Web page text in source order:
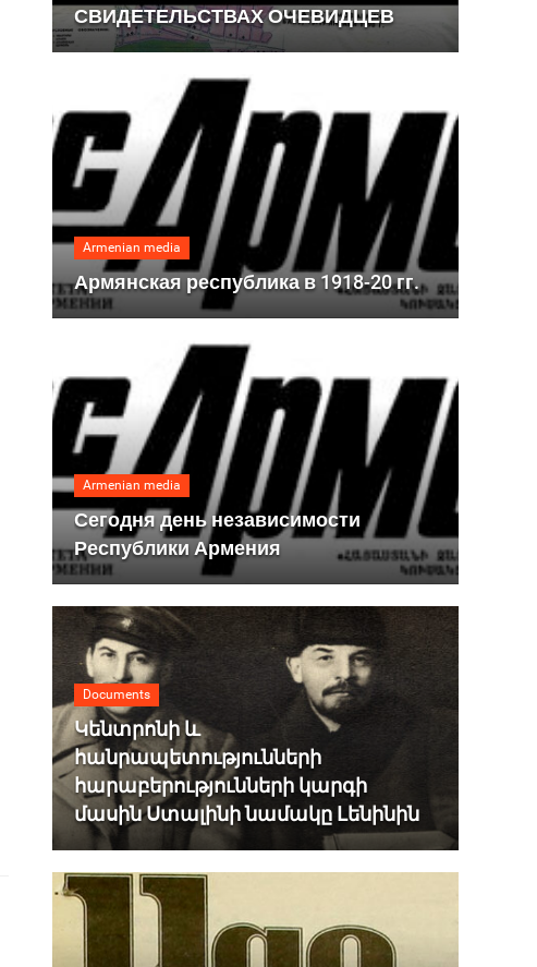
СВИДЕТЕЛЬСТВАХ ОЧЕВИДЦЕВ
Armenian media
Армянская республика в 1918-20 гг.
Armenian media
Сегодня день независимости
Республики Армения
Documents
Կենտրոնի և
հանրապետությունների
հարաբերությունների կարգի
մասին Ստալինի նամակը Լենինին